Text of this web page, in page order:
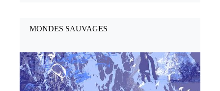
MONDES SAUVAGES